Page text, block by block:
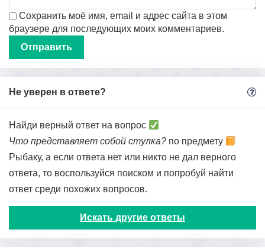
Сохранить моё имя, email и адрес сайта в этом
браузере для последующих моих комментариев.
Не уверен в ответе?
Найди верный ответ на вопрос
Что представляет собой стулка? по предмету
Рыбаку, а если ответа нет или никто не дал верного
ответа, то воспользуйся поиском и попробуй найти
ответ среди похожих вопросов.
Искать другие ответы